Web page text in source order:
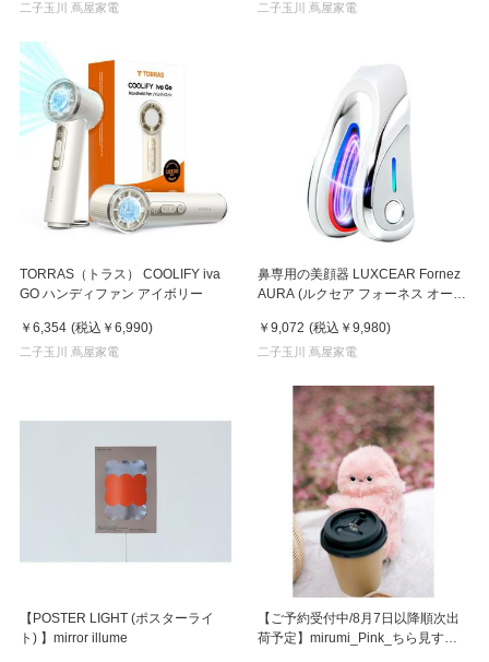
二子玉川 蔦屋家電 二子玉川 蔦屋家電
TORRAS（トラス） COOLIFY iva
GO ハンディファン アイボリー
￥6,354 (税込 ￥6,990)
二子玉川 蔦屋家電
鼻専用の美顔器 LUXCEAR Fornez
AURA (ルクセア フォーネス オー
￥9,072 (税込 ￥9,980)
二子玉川 蔦屋家電
【POSTER LIGHT (ポスターライ
ト) 】mirror illume
【ご予約受付中/8月7日以降順次出
荷予定】mirumi_Pink_ちら見する